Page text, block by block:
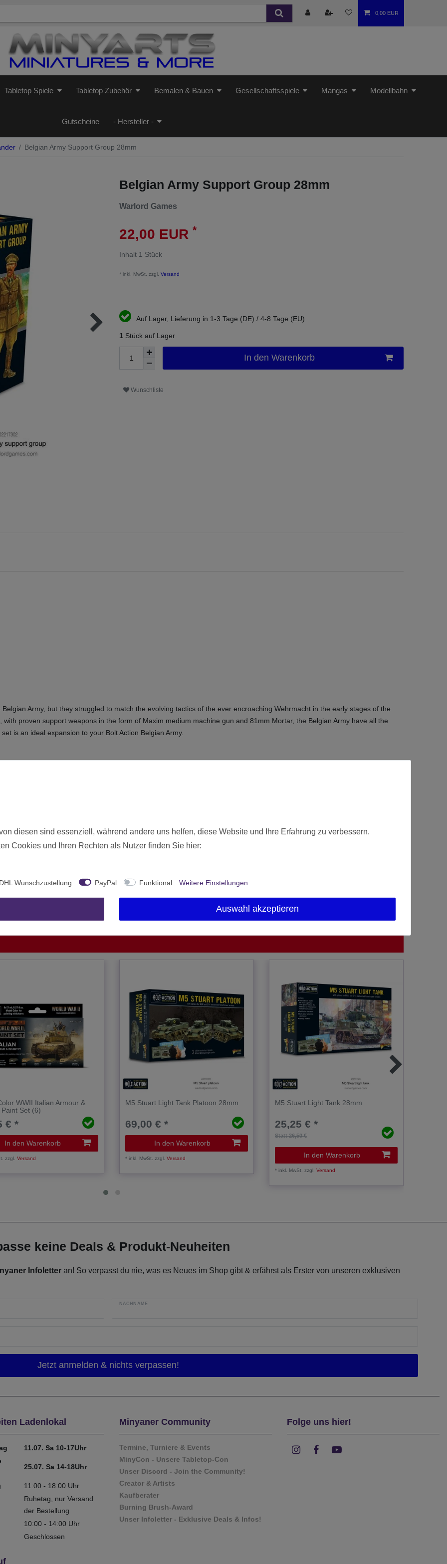
0,00 EUR
Tabletop Spiele Tabletop Zubehör Bemalen & Bauen Gesellschaftsspiele Mangas Modellbahn
Gutscheine - Hersteller -
Belgian Army Support Group 28mm
Belgian Army Support Group 28mm
Warlord Games
22,00 EUR *
Inhalt 1 Stück
* inkl. MwSt. zzgl. Versand
Auf Lager, Lieferung in 1-3 Tage (DE) / 4-8 Tage (EU)
1 Stück auf Lager
In den Warenkorb
Wunschliste
Army, but they struggled to match the evolving tactics of the ever encroaching Wehrmacht in the early stages of the
proven support weapons in the form of Maxim medium machine gun and 81mm Mortar, the Belgian Army have all the
is an ideal expansion to your Bolt Action Belgian Army.
Team, 1 MMG Team, Bases)
Neu
15606
Warlord Games
United Kingdom
WWII Italian Armour &
Set (6)
€ *
In den Warenkorb
zzgl.Versand
M5 Stuart Light Tank Platoon 28mm
69,00 € *
In den Warenkorb
*inkl. MwSt. zzgl.Versand
M5 Stuart Light Tank 28mm
Statt 26,50 €
25,25 € *
In den Warenkorb
*inkl. MwSt. zzgl.Versand
keine Deals & Produkt-Neuheiten
Infoletter an! So verpasst du nie, was es Neues im Shop gibt & erfährst als Erster von unseren exklusiven
NACHNAME
Ladenlokal
11.07. Sa 10-17Uhr
25.07. Sa 14-18Uhr
11:00 - 18:00 Uhr
Ruhetag, nur Versand
der Bestellung
10:00 - 14:00 Uhr
Geschlossen
Minyaner Community
Termine, Turniere & Events
MinyCon - Unsere Tabletop-Con
Unser Discord - Join the Community!
Creator & Artists
Kaufberater
Burning Brush-Award
Unser Infoletter - Exklusive Deals & Infos!
Folge uns hier!
diesen sind essenziell, während andere uns helfen, diese Website und Ihre Erfahrung zu verbessern.
Cookies und Ihren Rechten als Nutzer finden Sie hier:
DHL Wunschzustellung PayPal Funktional Weitere Einstellungen
Auswahl akzeptieren